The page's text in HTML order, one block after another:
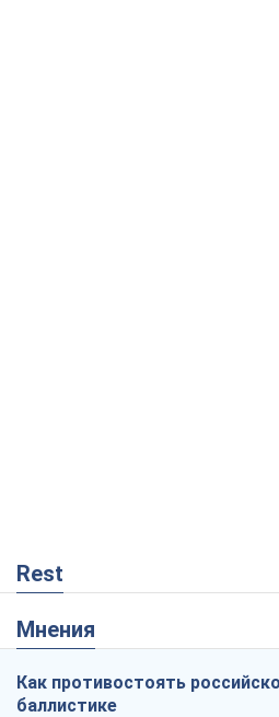
Rest
Мнения
Как противостоять
баллистике